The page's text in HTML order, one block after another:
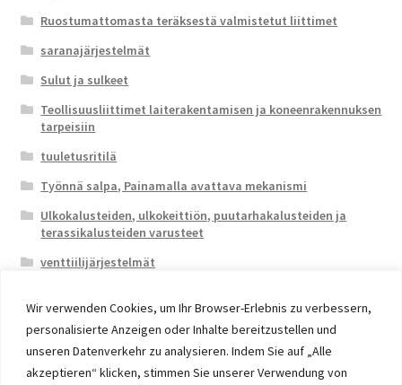
Wir verwenden Cookies, um Ihr Browser-Erlebnis zu verbessern,
personalisierte Anzeigen oder Inhalte bereitzustellen und
unseren Datenverkehr zu analysieren. Indem Sie auf „Alle
akzeptieren“ klicken, stimmen Sie unserer Verwendung von
Ruostumattomasta teräksestä valmistetut liittimet
saranajärjestelmät
Sulut ja sulkeet
Teollisuusliittimet laiterakentamisen ja koneenrakennuksen
tarpeisiin
tuuletusritilä
Työnnä salpa, Painamalla avattava mekanismi
Ulkokalusteiden, ulkokeittiön, puutarhakalusteiden ja
terassikalusteiden varusteet
venttiilijärjestelmät